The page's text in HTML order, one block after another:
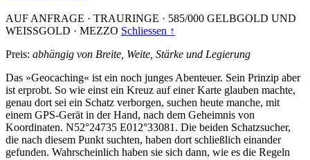
AUF ANFRAGE · TRAURINGE · 585/000 GELBGOLD UND
WEISSGOLD · MEZZO Schliessen ↑
Preis: abhängig von Breite, Weite, Stärke und Legierung
Das »Geocaching« ist ein noch junges Abenteuer. Sein Prinzip aber
ist erprobt. So wie einst ein Kreuz auf einer Karte glauben machte,
genau dort sei ein Schatz verborgen, suchen heute manche, mit
einem GPS-Gerät in der Hand, nach dem Geheimnis von
Koordinaten. N52°24735 E012°33081. Die beiden Schatzsucher,
die nach diesem Punkt suchten, haben dort schließlich einander
gefunden. Wahrscheinlich haben sie sich dann, wie es die Regeln